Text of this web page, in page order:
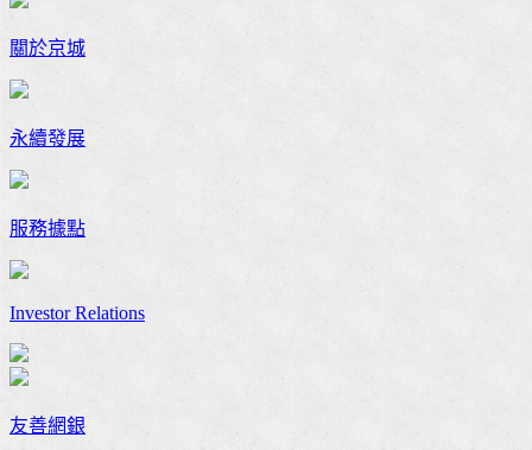
關於京城
永續發展
服務據點
Investor Relations
友善網銀